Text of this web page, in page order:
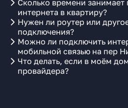
Сколько времени
интернета в квартиру?
Нужен ли роутер или
подключения?
Можно ли подключить
мобильной связью на пер
Что делать, если в моём
провайдера?